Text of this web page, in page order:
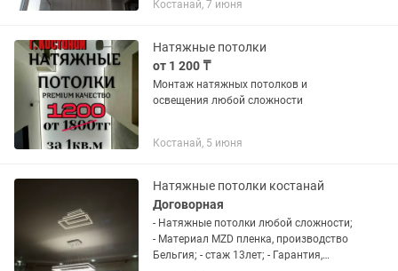
сложности, конструкции из
Костанай, 7 июня
Натяжные потолки
от 1 200 ₸
Монтаж натяжных потолков и
освещения любой сложности
Костанай, 5 июня
Натяжные потолки костанай
Договорная
- Натяжные потолки любой сложности;
- Материал MZD пленка, производство
Бельгия; - стаж 13лет; - Гарантия,